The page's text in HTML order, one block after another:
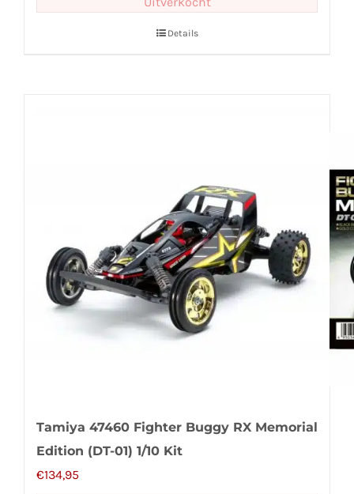
Details
Tamiya 47460 Fighter Buggy RX Memorial
Edition (DT-01) 1/10 Kit
€134,95